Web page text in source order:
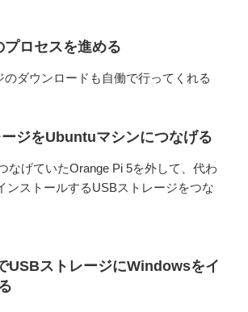
ロセスを進める
のダウンロードも自働で行ってくれる
ジをUbuntuマシンにつなげる
なげていたOrange Pi 5を外して、代わ
ンストールするUSBストレージをつな
USBストレージにWindowsをイ